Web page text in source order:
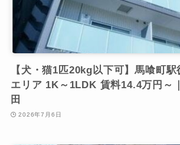
【犬・猫1匹20kg以下可】馬喰町
エリア 1K～1LDK 賃料14.4万円～
田
2026年7月6日